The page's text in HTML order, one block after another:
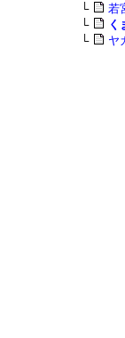
└
若
└
く
└
ヤ